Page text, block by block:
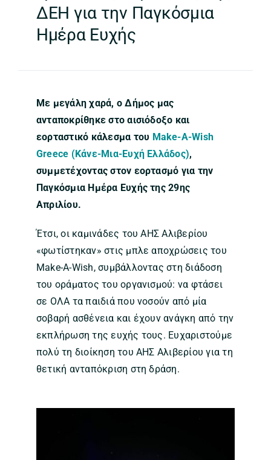
ΔΕΗ για την Παγκόσμια
Ημέρα Ευχής
Με μεγάλη χαρά, ο Δήμος μας
ανταποκρίθηκε στο αισιόδοξο και
εορταστικό κάλεσμα του Make-A-Wish
Greece (Κάνε-Μια-Ευχή Ελλάδος),
συμμετέχοντας στον εορτασμό για την
Παγκόσμια Ημέρα Ευχής της 29ης
Απριλίου.
Έτσι, οι καμινάδες του ΑΗΣ Αλιβερίου
«φωτίστηκαν» στις μπλε αποχρώσεις του
Make-A-Wish, συμβάλλοντας στη διάδοση
του οράματος του οργανισμού: να φτάσει
σε ΟΛΑ τα παιδιά που νοσούν από μία
σοβαρή ασθένεια και έχουν ανάγκη από την
εκπλήρωση της ευχής τους. Ευχαριστούμε
πολύ τη διοίκηση του ΑΗΣ Αλιβερίου για τη
θετική ανταπόκριση στη δράση.